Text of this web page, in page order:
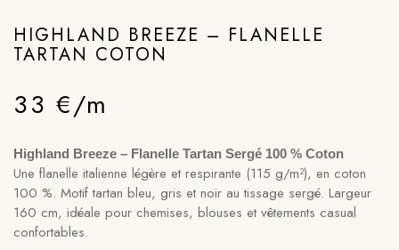
HIGHLAND BREEZE – FLANELLE
TARTAN COTON
33 €/m
Highland Breeze – Flanelle Tartan Sergé 100 % Coton
Une flanelle italienne légère et respirante (115 g/m²), en coton
100 %. Motif tartan bleu, gris et noir au tissage sergé. Largeur
160 cm, idéale pour chemises, blouses et vêtements casual
confortables.